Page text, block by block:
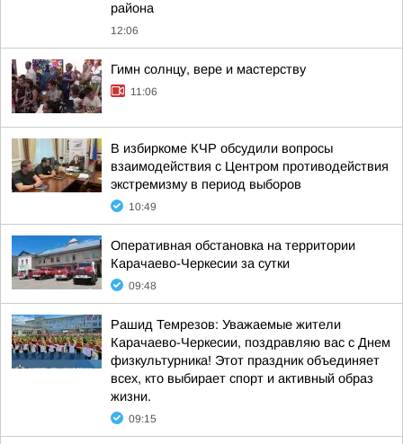
района
12:06
Гимн солнцу, вере и мастерству
11:06
В избиркоме КЧР обсудили вопросы
взаимодействия с Центром противодействия
экстремизму в период выборов
10:49
Оперативная обстановка на территории
Карачаево-Черкесии за сутки
09:48
Рашид Темрезов: Уважаемые жители
Карачаево-Черкесии, поздравляю вас с Днем
физкультурника! Этот праздник объединяет
всех, кто выбирает спорт и активный образ
жизни.
09:15